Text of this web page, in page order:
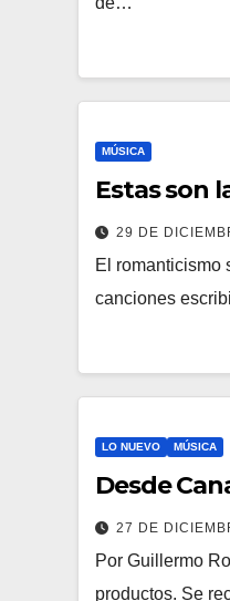
MÚSICA
Estas son
29 DE
El romanticismo
canciones
LO NUEVO MÚSICA
Desde
27 DE
Por Guillermo
productos. Se